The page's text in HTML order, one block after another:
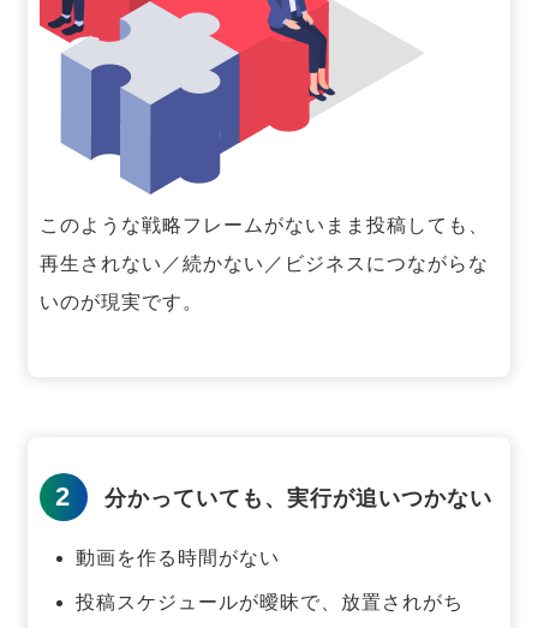
このような戦略フレームがないまま投稿しても、
再生されない／続かない／ビジネスにつながらな
いのが現実です。
2 分かっていても、実行が追いつかない
動画を作る時間がない
投稿スケジュールが曖昧で、放置されがち